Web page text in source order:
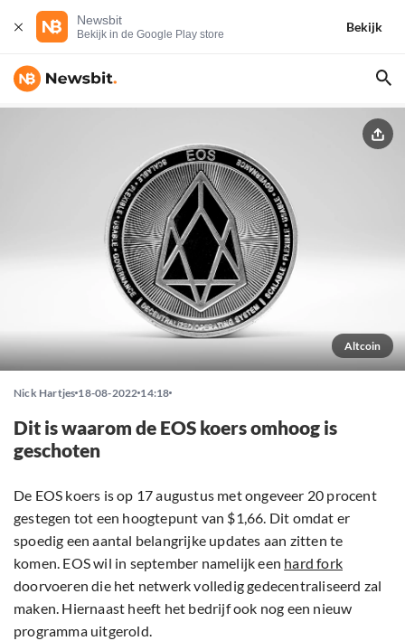
Newsbit
Bekijk in de Google Play store
Bekijk
Altcoin
Nick Hartjes 18-08-2022 14:18
Dit is waarom de EOS koers omhoog is
geschoten
De EOS koers is op 17 augustus met ongeveer 20 procent
gestegen tot een hoogtepunt van $1,66. Dit omdat er
spoedig een aantal belangrijke updates aan zitten te
komen. EOS wil in september namelijk een hard fork
doorvoeren die het netwerk volledig gedecentraliseerd zal
maken. Hiernaast heeft het bedrijf ook nog een nieuw
programma uitgerold.